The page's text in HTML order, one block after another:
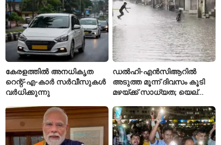
പൊലീസ്
കേരളത്തിൽ അനധികൃത
റെന്റ്-എ-കാർ സർവീസുകൾ
വർധിക്കുന്നു
ഡൽഹി-എൻസിആറിൽ
അടുത്ത മൂന്ന് ദിവസം കൂടി
മഴയ്ക്ക് സാധ്യത; യെല്ലോ
ഐഎംഡി